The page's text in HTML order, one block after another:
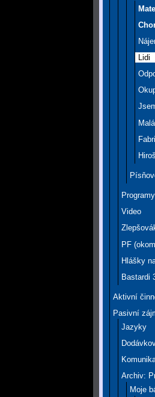
Lidi
Programy
Video
PF
Hlášky
Bastardi
Aktivní
Pasivní
Jazyky
Archiv:
Moje